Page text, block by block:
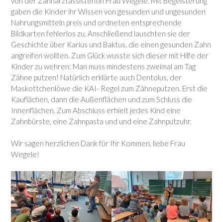
gaben die Kinder ihr Wissen von gesunden und ungesunden
Nahrungsmitteln preis und ordneten entsprechende
Bildkarten fehlerlos zu. Anschließend lauschten sie der
Geschichte über Karius und Baktus, die einen gesunden Zahn
angreifen wollten. Zum Glück wusste sich dieser mit Hilfe der
Kinder zu wehren: Man muss mindestens zweimal am Tag
Zähne putzen! Natürlich erklärte auch Dentolus, der
Maskottchenlöwe die KAI- Regel zum Zähneputzen. Erst die
Kauflächen, dann die Außenflächen und zum Schluss die
Innenflächen. Zum Abschluss erhielt jedes Kind eine
Zahnbürste, eine Zahnpasta und und eine Zahnputzuhr.
Wir sagen herzlichen Dank für Ihr Kommen, liebe Frau
Wegele!